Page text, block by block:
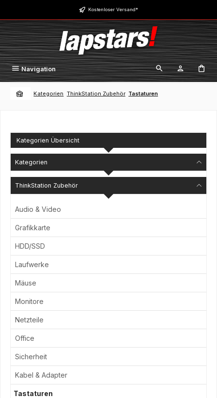
Zum Hauptinhalt springen Kostenloser Versand*
Navigation
Kategorien ThinkStation Zubehör Tastaturen
Kategorien Übersicht
Kategorien
ThinkStation Zubehör
Audio & Video
Grafikkarte
HDD/SSD
Laufwerke
Mäuse
Monitore
Netzteile
Office
Sicherheit
Kabel & Adapter
Tastaturen